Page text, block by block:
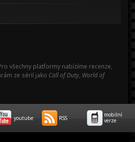
všechny platformy nabízíme recenze,
ze sérií jako Call of Duty, World of
youtube RSS
mobilní
verze